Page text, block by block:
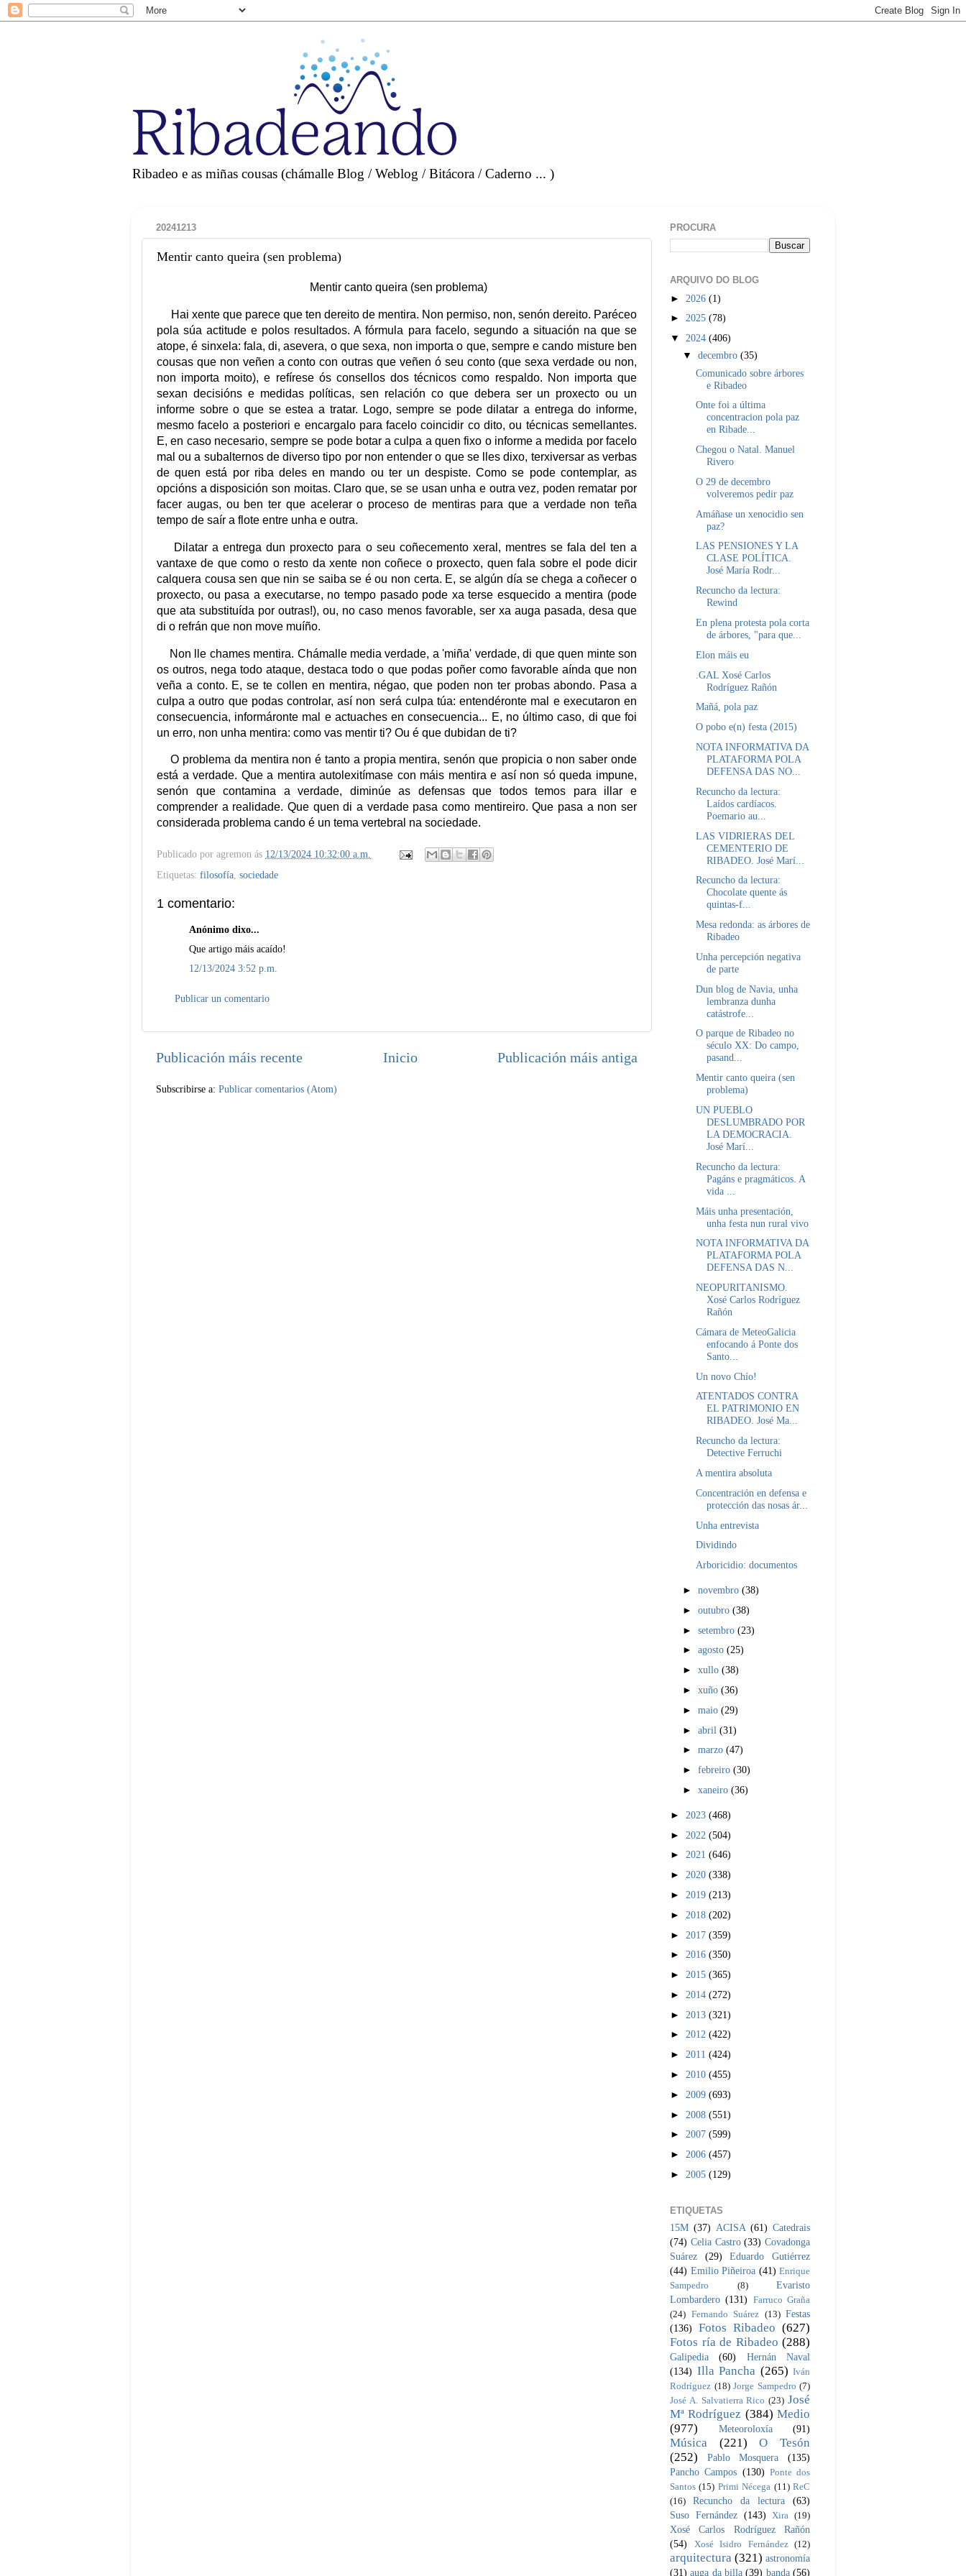
Ribadeo e as miñas cousas (chámalle Blog / Weblog / Bitácora / Caderno ... )
20241213
Mentir canto queira (sen problema)
Mentir canto queira (sen problema)
Hai xente que parece que ten dereito de mentira. Non permiso, non, senón dereito. Paréceo
pola súa actitude e polos resultados. A fórmula para facelo, segundo a situación na que se
atope, é sinxela: fala, di, asevera, o que sexa, non importa o que, sempre e cando misture ben
cousas que non veñen a conto con outras que veñen ó seu conto (que sexa verdade ou non,
non importa moito), e refírese ós consellos dos técnicos como respaldo. Non importa que
sexan decisións e medidas políticas, sen relación co que debera ser un proxecto ou un
informe sobre o que se estea a tratar. Logo, sempre se pode dilatar a entrega do informe,
mesmo facelo a posteriori e encargalo para facelo coincidir co dito, ou técnicas semellantes.
E, en caso necesario, sempre se pode botar a culpa a quen fixo o informe a medida por facelo
mal ou a subalternos de diverso tipo por non entender o que se lles dixo, terxiversar as verbas
de quen está por riba deles en mando ou ter un despiste. Como se pode contemplar, as
opcións a disposición son moitas. Claro que, se se usan unha e outra vez, poden rematar por
facer augas, ou ben ter que acelerar o proceso de mentiras para que a verdade non teña
tempo de saír a flote entre unha e outra.
Dilatar a entrega dun proxecto para o seu coñecemento xeral, mentres se fala del ten a
vantaxe de que como o resto da xente non coñece o proxecto, quen fala sobre el pode dicir
calquera cousa sen que nin se saiba se é ou non certa. E, se algún día se chega a coñecer o
proxecto, ou pasa a executarse, no tempo pasado pode xa terse esquecido a mentira (pode
que ata substituída por outras!), ou, no caso menos favorable, ser xa auga pasada, desa que
di o refrán que non move muíño.
Non lle chames mentira. Chámalle media verdade, a 'miña' verdade, di que quen minte son
os outros, nega todo ataque, destaca todo o que podas poñer como favorable aínda que non
veña a conto. E, se te collen en mentira, négao, que poden non ter probas abondo. Pasa a
culpa a outro que podas controlar, así non será culpa túa: entendéronte mal e executaron en
consecuencia, informáronte mal e actuaches en consecuencia... E, no último caso, di que foi
un erro, non unha mentira: como vas mentir ti? Ou é que dubidan de ti?
O problema da mentira non é tanto a propia mentira, senón que propicia o non saber onde
está a verdade. Que a mentira autolexitímase con máis mentira e así non só queda impune,
senón que contamina a verdade, diminúe as defensas que todos temos para illar e
comprender a realidade. Que quen di a verdade pasa como mentireiro. Que pasa a non ser
considerada problema cando é un tema vertebral na sociedade.
Publicado por agremon ás 12/13/2024 10:32:00 a.m.
Etiquetas: filosofía, sociedade
1 comentario:
Anónimo dixo...
Que artigo máis acaído!
12/13/2024 3:52 p.m.
Publicar un comentario
Publicación máis recente Publicación máis antiga
Inicio
Subscribirse a: Publicar comentarios (Atom)
PROCURA
ARQUIVO DO BLOG
► 2026 (1)
► 2025 (78)
▼ 2024 (406)
▼decembro(35)
Comunicado sobre árbores
e Ribadeo
Onte foi a última
concentracion pola paz
en Ribade...
Chegou o Natal. Manuel
Rivero
O 29 de decembro
volveremos pedir paz
Amáñase un xenocidio sen
paz?
LAS PENSIONES Y LA
CLASE POLÍTICA.
José María Rodr...
Recuncho da lectura:
Rewind
En plena protesta pola corta
de árbores, "para que...
Elon máis eu
.GAL Xosé Carlos
Rodríguez Rañón
Mañá, pola paz
O pobo e(n) festa (2015)
NOTA INFORMATIVA DA
PLATAFORMA POLA
DEFENSA DAS NO...
Recuncho da lectura:
Laídos cardíacos.
Poemario au...
LAS VIDRIERAS DEL
CEMENTERIO DE
RIBADEO. José Marí...
Recuncho da lectura:
Chocolate quente ás
quintas-f...
Mesa redonda: as árbores de
Ribadeo
Unha percepción negativa
de parte
Dun blog de Navia, unha
lembranza dunha
catástrofe...
O parque de Ribadeo no
século XX: Do campo,
pasand...
Mentir canto queira (sen
problema)
UN PUEBLO
DESLUMBRADO POR
LA DEMOCRACIA.
José Marí...
Recuncho da lectura:
Pagáns e pragmáticos. A
vida ...
Máis unha presentación,
unha festa nun rural vivo
NOTA INFORMATIVA DA
PLATAFORMA POLA
DEFENSA DAS N...
NEOPURITANISMO.
Xosé Carlos Rodríguez
Rañón
Cámara de MeteoGalicia
enfocando á Ponte dos
Santo...
Un novo Chío!
ATENTADOS CONTRA
EL PATRIMONIO EN
RIBADEO. José Ma...
Recuncho da lectura:
Detective Ferruchi
A mentira absoluta
Concentración en defensa e
protección das nosas ár...
Unha entrevista
Dividindo
Arboricidio: documentos
►novembro(38)
►outubro(38)
►setembro(23)
►agosto(25)
►xullo(38)
►xuño(36)
►maio(29)
►abril(31)
►marzo(47)
►febreiro(30)
►xaneiro(36)
► 2023 (468)
► 2022 (504)
► 2021 (646)
► 2020 (338)
► 2019 (213)
► 2018 (202)
► 2017 (359)
► 2016 (350)
► 2015 (365)
► 2014 (272)
► 2013 (321)
► 2012 (422)
► 2011 (424)
► 2010 (455)
► 2009 (693)
► 2008 (551)
► 2007 (599)
► 2006 (457)
► 2005 (129)
ETIQUETAS
15M (37) ACISA (61) Catedrais
(74) Celia Castro (33) Covadonga
Suárez
(29)
Eduardo Gutiérrez
(44) Emilio Piñeiroa (41) Enrique
Sampedro
(8)
Evaristo
Lombardero (131) Farruco Graña
(24) Fernando Suárez (13) Festas
(136)
Fotos Ribadeo (627)
Fotos ría de Ribadeo (288)
Galipedia (60)
Hernán Naval
(134) Illa Pancha (265) Iván
Rodríguez (18) Jorge Sampedro (7)
José A. Salvatierra Rico (23) José
Mª Rodríguez (384) Medio
(977)
Meteoroloxía (91)
Música (221)
O Tesón
(252)
Pablo Mosquera
(135)
Pancho Campos (130) Ponte dos
Santos (15) Primi Nécega (11) ReC
(16)
Recuncho da lectura
(63)
Suso Fernández (143) Xira (19)
Xosé Carlos Rodríguez Rañón
(54)
Xosé Isidro Fernández (12)
arquitectura (321) astronomía
(31) auga da billa (39) banda (56)